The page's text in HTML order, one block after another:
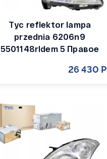
Tyc reflektor lampa
przednia 6206n9
5501148rldem 5 Правое
26 430 Р